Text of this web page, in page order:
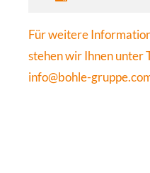
Für weitere
stehen wir Ihnen unter
info@bohle-